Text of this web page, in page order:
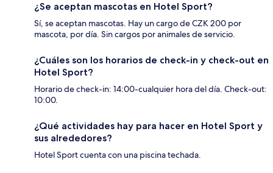
¿Se aceptan mascotas en Hotel Sport?
Sí, se aceptan mascotas. Hay un cargo de CZK 200 por
mascota, por día. Sin cargos por animales de servicio.
¿Cuáles son los horarios de check-in y check-out en
Hotel Sport?
Horario de check-in: 14:00-cualquier hora del día. Check-out:
10:00.
¿Qué actividades hay para hacer en Hotel Sport y
sus alrededores?
Hotel Sport cuenta con una piscina techada.